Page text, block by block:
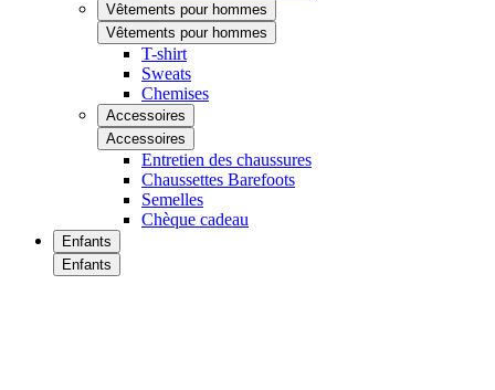
Vêtements pour hommes
Vêtements pour hommes
T-shirt
Sweats
Chemises
Accessoires
Accessoires
Entretien des chaussures
Chaussettes Barefoots
Semelles
Chèque cadeau
Enfants
Enfants